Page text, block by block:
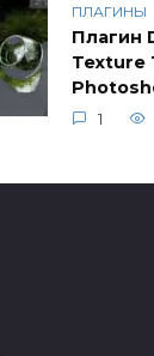
ПЛАГИНЫ
Плагин
Texture
1